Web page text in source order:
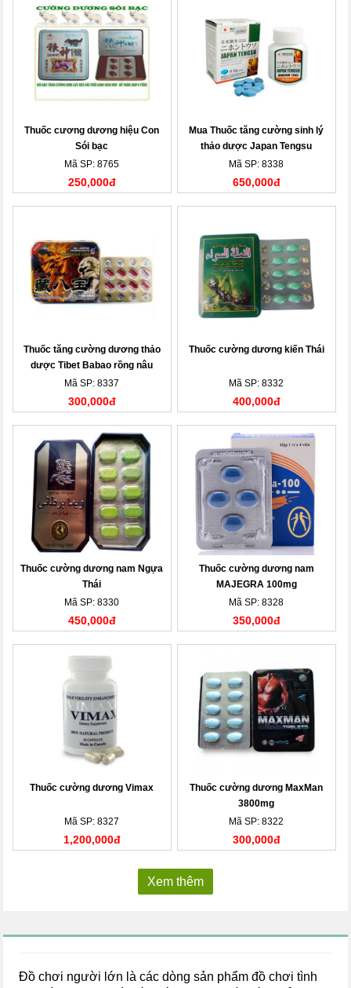
Thuốc cương dương hiệu Con
Sói bạc
Mã SP: 8765
250,000đ
Mua Thuốc tăng cường sinh lý
thảo dược Japan Tengsu
Mã SP: 8338
650,000đ
Thuốc tăng cường dương thảo
dược Tibet Babao rồng nâu
Mã SP: 8337
300,000đ
Thuốc cường dương kiến Thái
Mã SP: 8332
400,000đ
Thuốc cường dương nam Ngựa
Thái
Mã SP: 8330
450,000đ
Thuốc cường dương nam
MAJEGRA 100mg
Mã SP: 8328
350,000đ
Thuốc cường dương Vimax
Mã SP: 8327
1,200,000đ
Thuốc cường dương MaxMan
3800mg
Mã SP: 8322
300,000đ
Xem thêm
Đồ chơi người lớn là các dòng sản phẩm đồ chơi tình